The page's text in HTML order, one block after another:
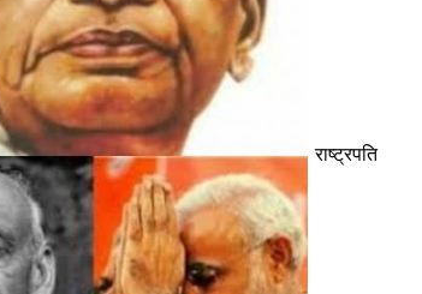
राष्ट्रपति